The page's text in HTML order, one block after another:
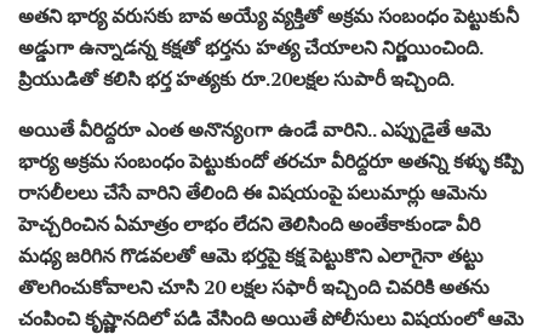
అతని భార్య వరుసకు బావ అయ్యే వ్యక్తితో అక్రమ సంబంధం పెట్టుకునీ
అడ్డుగా ఉన్నాడన్న కక్షతో భర్తను హత్య చేయాలని నిర్ణయించింది.
ప్రియుడితో కలిసి భర్త హత్యకు రూ.20లక్షల సుపారీ ఇచ్చింది.
అయితే వీరిద్దరూ ఎంత అనొన్యoగా ఉండే వారిని.. ఎప్పుడైతే ఆమె
భార్య అక్రమ సంబంధం పెట్టుకుందో తరచూ వీరిద్దరూ అతన్ని కళ్ళు కప్పి
రాసలీలలు చేసే వారిని తేలింది ఈ విషయంపై పలుమార్లు ఆమెను
హెచ్చరించిన ఏమాత్రం లాభం లేదని తెలిసింది అంతేకాకుండా వీరి
మధ్య జరిగిన గొడవలతో ఆమె భర్తపై కక్ష పెట్టుకొని ఎలాగైనా తట్టు
తొలగించుకోవాలని చూసి 20 లక్షల సఫారీ ఇచ్చింది చివరికి అతను
చంపించి కృష్ణానదిలో పడి వేసింది అయితే పోలీసులు విషయంలో ఆమె